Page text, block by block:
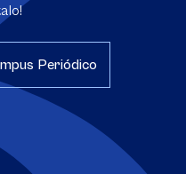
Periódico